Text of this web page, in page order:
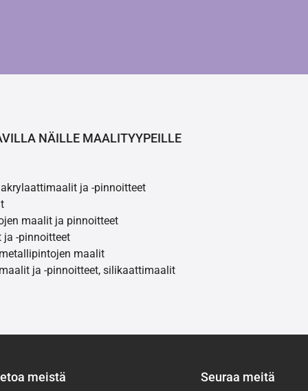
NÄILLE MAALITYYPEILLE
ja -pinnoitteet
maalit ja pinnoitteet
ja -pinnoitteet
maalit
ja -pinnoitteet, silikaattimaalit
meistä Seuraa meitä